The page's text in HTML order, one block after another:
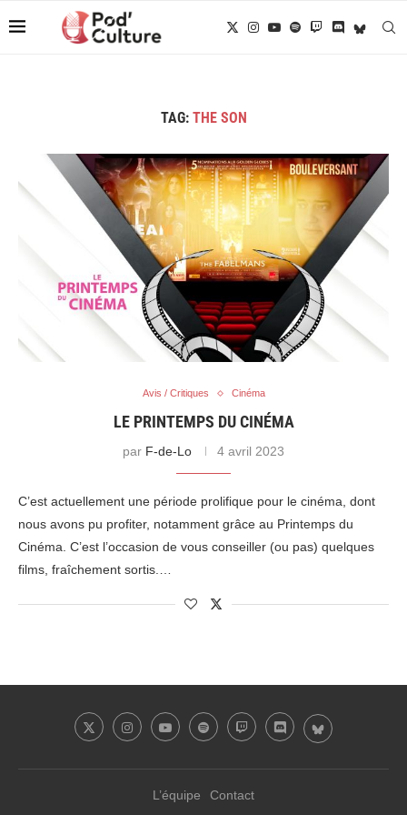
TAG: THE SON
Avis / Critiques Cinéma
LE PRINTEMPS DU CINÉMA
par F-de-Lo 4 avril 2023
C’est actuellement une période prolifique pour le cinéma, dont
nous avons pu profiter, notamment grâce au Printemps du
Cinéma. C’est l’occasion de vous conseiller (ou pas) quelques
films, fraîchement sortis.…
L’équipe Contact